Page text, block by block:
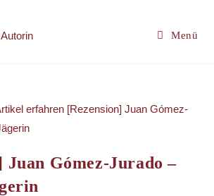
Menü
Juan Gómez-Jurado –